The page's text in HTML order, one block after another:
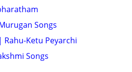
Songs
| Rahu-Ketu Peyarchi
Songs